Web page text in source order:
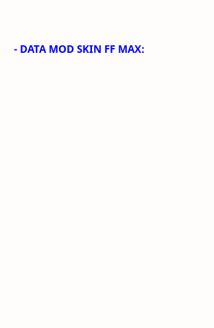
- DATA MOD SKIN FF MAX: